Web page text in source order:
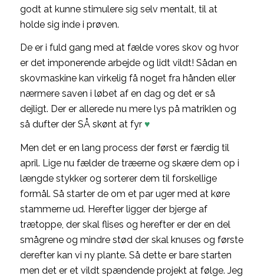
godt at kunne stimulere sig selv mentalt, til at
holde sig inde i prøven.
De er i fuld gang med at fælde vores skov og hvor
er det imponerende arbejde og lidt vildt! Sådan en
skovmaskine kan virkelig få noget fra hånden eller
nærmere saven i løbet af en dag og det er så
dejligt. Der er allerede nu mere lys på matriklen og
så dufter der SÅ skønt at fyr♥
Men det er en lang process der først er færdig til
april. Lige nu fælder de træerne og skære dem op i
længde stykker og sorterer dem til forskellige
formål. Så starter de om et par uger med at køre
stammerne ud. Herefter ligger der bjerge af
trætoppe, der skal flises og herefter er der en del
smågrene og mindre stød der skal knuses og første
derefter kan vi ny plante. Så dette er bare starten
men det er et vildt spændende projekt at følge. Jeg